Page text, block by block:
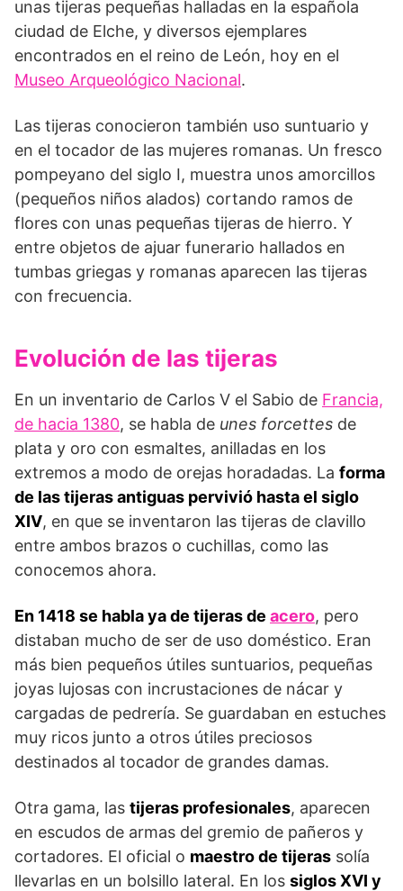
unas tijeras pequeñas halladas en la española
ciudad de Elche, y diversos ejemplares
encontrados en el reino de León, hoy en el
Museo Arqueológico Nacional.
Las tijeras conocieron también uso suntuario y
en el tocador de las mujeres romanas. Un fresco
pompeyano del siglo I, muestra unos amorcillos
(pequeños niños alados) cortando ramos de
flores con unas pequeñas tijeras de hierro. Y
entre objetos de ajuar funerario hallados en
tumbas griegas y romanas aparecen las tijeras
con frecuencia.
Evolución de las tijeras
En un inventario de Carlos V el Sabio de Francia,
de hacia 1380, se habla de unes forcettes de
plata y oro con esmaltes, anilladas en los
extremos a modo de orejas horadadas. La forma
de las tijeras antiguas pervivió hasta el siglo
XIV, en que se inventaron las tijeras de clavillo
entre ambos brazos o cuchillas, como las
conocemos ahora.
En 1418 se habla ya de tijeras de acero, pero
distaban mucho de ser de uso doméstico. Eran
más bien pequeños útiles suntuarios, pequeñas
joyas lujosas con incrustaciones de nácar y
cargadas de pedrería. Se guardaban en estuches
muy ricos junto a otros útiles preciosos
destinados al tocador de grandes damas.
Otra gama, las tijeras profesionales, aparecen
en escudos de armas del gremio de pañeros y
cortadores. El oficial o maestro de tijeras solía
llevarlas en un bolsillo lateral. En los siglos XVI y